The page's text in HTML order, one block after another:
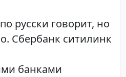
русски говорит, но
Сбербанк ситилинк
банками